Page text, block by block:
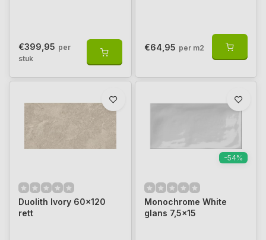
€399,95 per
stuk
€64,95 per m2
Duolith Ivory 60x120
rett
-54%
Monochrome White
glans 7,5x15